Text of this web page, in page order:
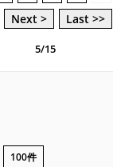
Next > Last >>
5/15
100件